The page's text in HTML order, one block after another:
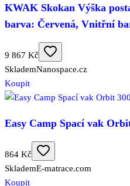
KWAK Skokan Výška
barva: Červená, Vnitřní
9 867 Kč
SklademNanospace.cz
Koupit
Easy Camp Spací vak
864 Kč
SklademE-matrace.com
Koupit